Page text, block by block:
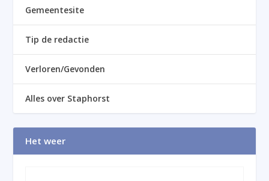
Gemeentesite
Tip de redactie
Verloren/Gevonden
Alles over Staphorst
Het weer